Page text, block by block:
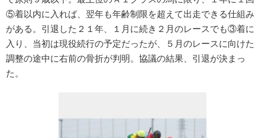
⑤着以内に入れば、翌年も年齢制限を超えて出走できる仕組み
がある。引退した２１年、１月に続き２月のレースでも③着に
入り、当初は現役続行の予定だったが、５月のレースに向けた
調整の途中に右前の骨折が判明。協議の結果、引退が決まっ
た。